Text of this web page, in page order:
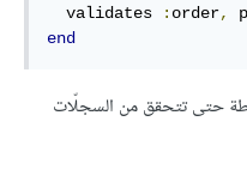
  validates
: order,
end
حتى تتحقق من السجلّات